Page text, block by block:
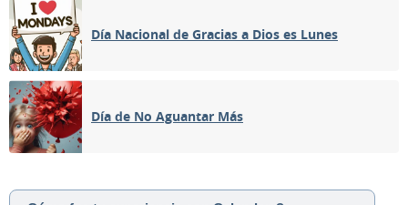
Día Nacional de Gracias a Dios es Lunes
Día de No Aguantar Más